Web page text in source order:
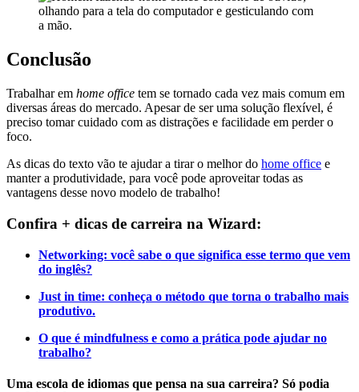
Conclusão
Trabalhar em home office tem se tornado cada vez mais comum em
diversas áreas do mercado. Apesar de ser uma solução flexível, é
preciso tomar cuidado com as distrações e facilidade em perder o
foco.
As dicas do texto vão te ajudar a tirar o melhor do home office e
manter a produtividade, para você pode aproveitar todas as
vantagens desse novo modelo de trabalho!
Confira + dicas de carreira na Wizard:
Networking: você sabe o que significa esse termo que vem
do inglês?
Just in time: conheça o método que torna o trabalho mais
produtivo.
O que é mindfulness e como a prática pode ajudar no
trabalho?
Uma escola de idiomas que pensa na sua carreira? Só podia